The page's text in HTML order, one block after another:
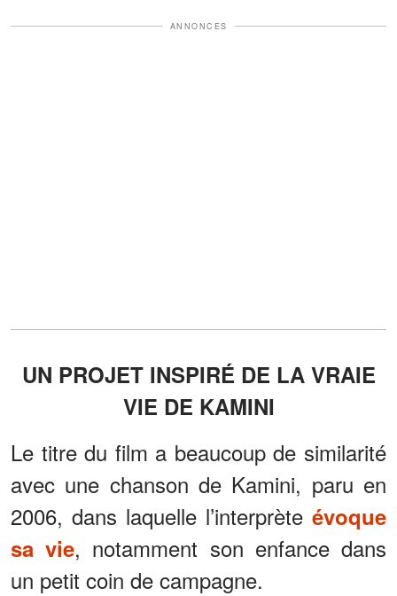
ANNONCES
UN PROJET INSPIRÉ DE LA VRAIE
VIE DE KAMINI
Le titre du film a beaucoup de similarité
avec une chanson de Kamini, paru en
2006, dans laquelle l’interprète évoque
sa vie, notamment son enfance dans
un petit coin de campagne.